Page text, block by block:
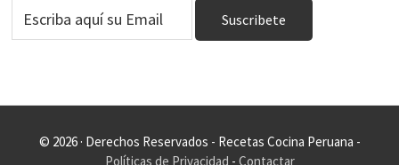
© 2026 · Derechos Reservados - Recetas Cocina Peruana -
Políticas de Privacidad - Contactar